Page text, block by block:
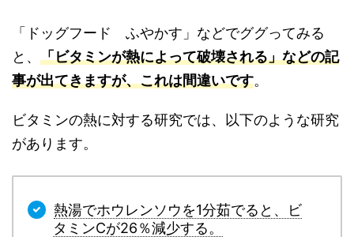
「ドッグフード ふやかす」などでググってみる
と、 「ビタミンが熱によって破壊される」などの記
事が出てきますが、これは間違いです。
ビタミンの熱に対する研究では、以下のような研究
があります。
熱湯でホウレンソウを1分茹でると、ビ
タミンCが26％減少する。